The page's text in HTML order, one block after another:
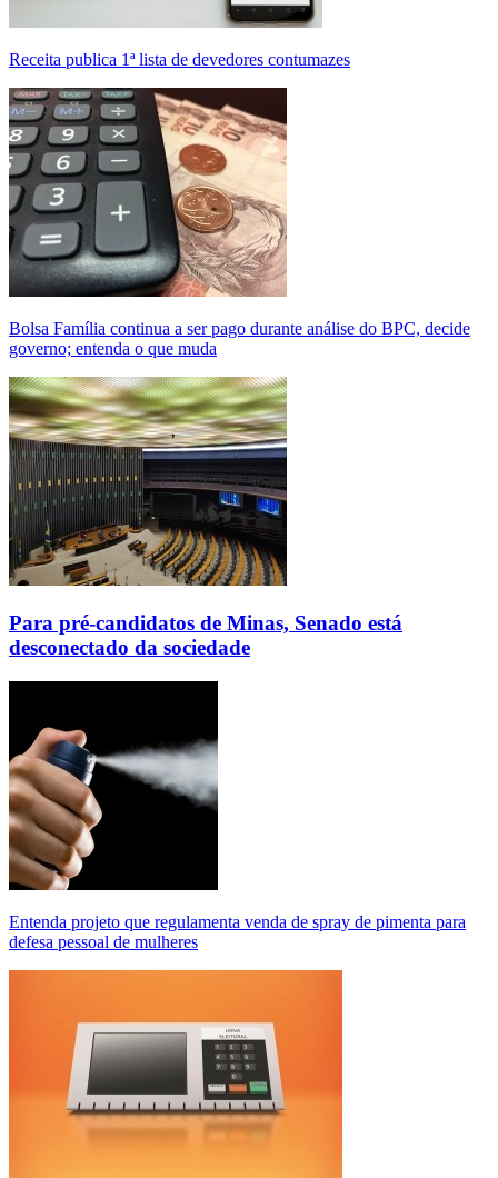
Receita publica 1ª lista de devedores contumazes
Bolsa Família continua a ser pago durante análise do BPC, decide
governo; entenda o que muda
Para pré-candidatos de Minas, Senado está
desconectado da sociedade
Entenda projeto que regulamenta venda de spray de pimenta para
defesa pessoal de mulheres